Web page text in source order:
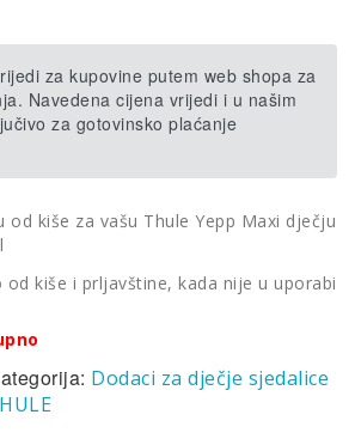
za kupovine putem web shopa za
Navedena cijena vrijedi i u našim
za gotovinsko plaćanje
od kiše za vašu Thule Yepp Maxi dječju
od kiše i prljavštine, kada nije u uporabi
Dodaci za dječje sjedalice